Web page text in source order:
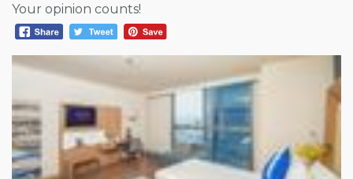
Your opinion counts!